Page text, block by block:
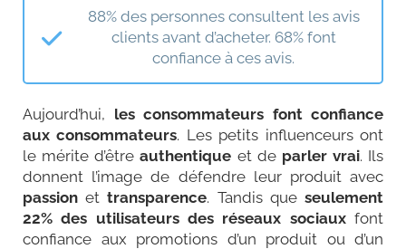
88% des personnes consultent les avis
clients avant d’acheter. 68% font
confiance à ces avis.
Aujourd’hui, les consommateurs font confiance
aux consommateurs. Les petits influenceurs ont
le mérite d’êtreauthentique et de parler vrai. Ils
donnent l’image de défendre leur produit avec
passion ettransparence. Tandis queseulement
22% des utilisateurs des réseaux sociauxfont
confiance aux promotions d’un produit ou d’un